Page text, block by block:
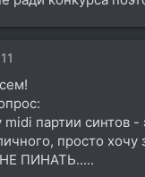
партии синтов -
просто хочу
ПИНАТЬ.....